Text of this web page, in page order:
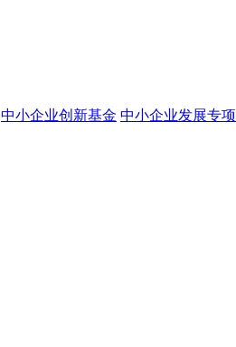
中小企业创新基金 中小企业发展专项